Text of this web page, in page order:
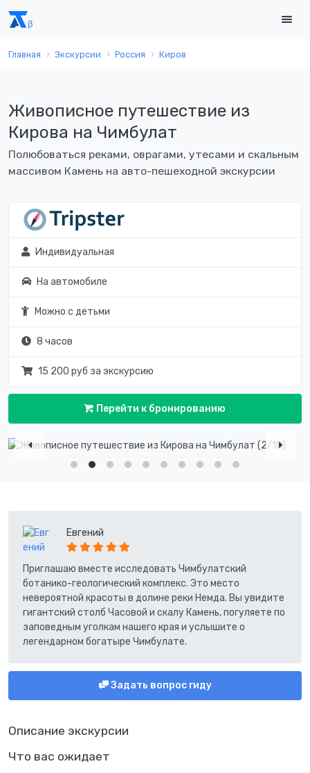
Главная Экскурсии Россия Киров
Живописное путешествие из
Кирова на Чимбулат
Полюбоваться реками, оврагами, утесами и скальным
массивом Камень на авто-пешеходной экскурсии
Индивидуальная
На автомобиле
Можно с детьми
8 часов
15 200 руб за экскурсию
Перейти к бронированию
Описание экскурсии
Что вас ожидает
Евгений
Приглашаю вместе исследовать Чимбулатский
ботанико-геологический комплекс. Это место
невероятной красоты в долине реки Немда. Вы увидите
гигантский столб Часовой и скалу Камень, погуляете по
заповедным уголкам нашего края и услышите о
легендарном богатыре Чимбулате.
Задать вопрос гиду